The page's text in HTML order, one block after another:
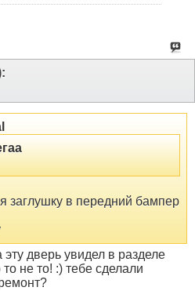
заглушку в передний бампер
дверь увидел в разделе
не то! :) тебе сделали